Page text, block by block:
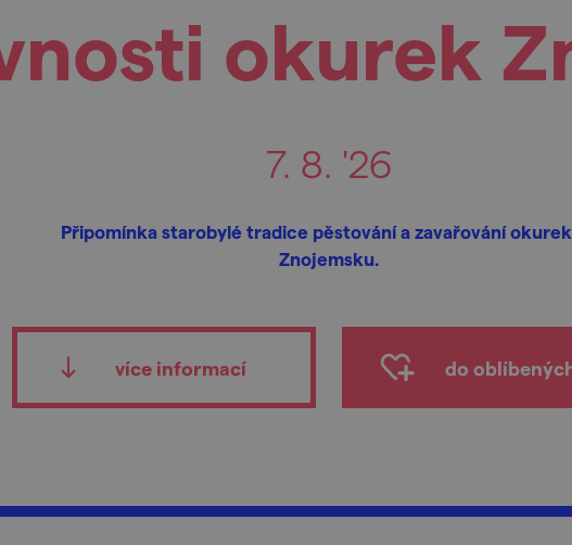
okurek
7. 8. '26
Připomínka starobylé tradice pěstování a zavařování
Znojemsku.
více informací do